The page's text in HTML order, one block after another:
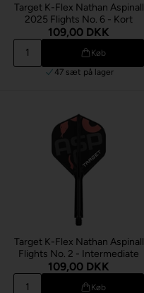
Target K-Flex Nathan Aspinall
2025 Flights No. 6 - Kort
109,00 DKK
Køb
47 sæt på lager
Target K-Flex Nathan Aspinall
Flights No. 2 - Intermediate
109,00 DKK
Køb